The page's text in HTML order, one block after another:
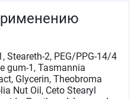
Steareth-2, PEG/PPG-14/4
gum-1, Tasmannia
Glycerin, Theobroma
Nut Oil, Ceto Stearyl